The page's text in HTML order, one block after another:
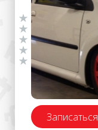
Записаться